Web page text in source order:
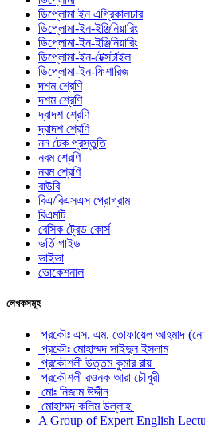
ডিপ্লোমা ইন এগ্রিকালচার
ডিপ্লোমা-ইন-ইঞ্জিনিয়ারিং
ডিপ্লোমা-ইন-ইঞ্জিনিয়ারিং
ডিপ্লোমা-ইন-টেক্সটাইল
ডিপ্লোমা-ইন-ফিশারিজ
দশম শ্রেণি
দশম শ্রেণি
দ্বাদশ শ্রেণি
দ্বাদশ শ্রেণি
নন টেক প্রস্তুতি
নবম শ্রেণি
নবম শ্রেণি
বাউবি
বিএ/বিএসএস প্রোগ্রাম
বিএমটি
বেসিক ট্রেড কোর্স
ভর্তি গাইড
ভাইভা
ভোকেশনাল
লেখকসমূহ
প্রকৌঃ এস. এম. তোফায়েল আহমাদ
প্রকৌঃ মোহাম্মদ সাইদুল ইসলাম
প্রকৌশলী উত্তম কুমার রায়
প্রকৌশলী রওনক আরা চৌধুরী
মোঃ নিজাম উদ্দীন
মোহাম্মদ কলিম উল্লাহ
A Group of Expert English